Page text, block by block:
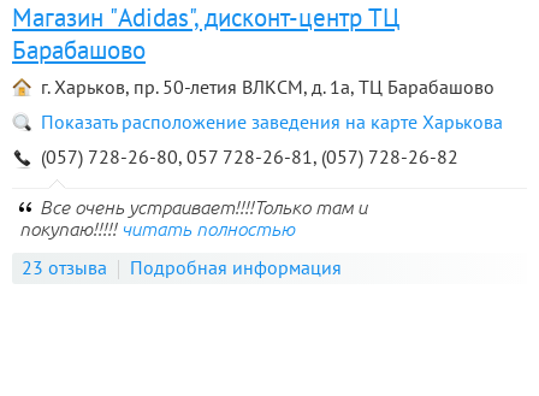
Магазин "Adidas", дисконт-центр ТЦ
Барабашово
г. Харьков, пр. 50-летия ВЛКСМ, д. 1а, ТЦ Барабашово
Показать расположение заведения на карте Харькова
(057) 728-26-80, 057 728-26-81, (057) 728-26-82
Все очень устраивает!!!!Только там и
покупаю!!!!! читать полностью
23 отзыва Подробная информация